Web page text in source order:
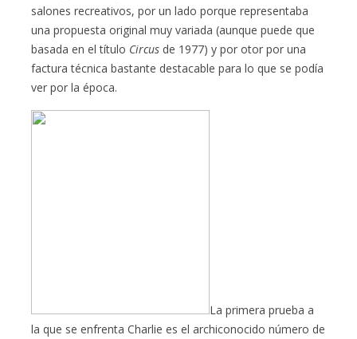
salones recreativos, por un lado porque representaba
una propuesta original muy variada (aunque puede que
basada en el título Circus de 1977) y por otor por una
factura técnica bastante destacable para lo que se podía
ver por la época.
La primera prueba a
la que se enfrenta Charlie es el archiconocido número de